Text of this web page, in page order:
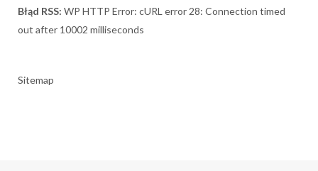
Błąd RSS: WP HTTP Error: cURL error 28: Connection timed
out after 10002 milliseconds
Sitemap